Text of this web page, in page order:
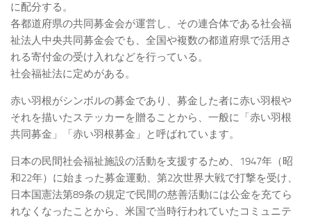
に配分する。
各都道府県の共同募金会が運営し、その連合体である社会福
祉法人中央共同募金会でも、全国や複数の都道府県で活用さ
れる寄付金の受け入れなどを行っている。
社会福祉法に定めがある。
赤い羽根がシンボルの募金であり、募金した者に赤い羽根や
それを描いたステッカーを贈ることから、一般に「赤い羽根
共同募金」「赤い羽根募金」と呼ばれています。
日本の民間社会福祉施設の活動を支援するため、1947年（昭
和22年）に始まった募金運動、第2次世界大戦で打撃を受け、
日本国憲法第89条の規定で民間の慈善活動には公金を充てら
れなくなったことから、米国で当時行われていたコミュニテ